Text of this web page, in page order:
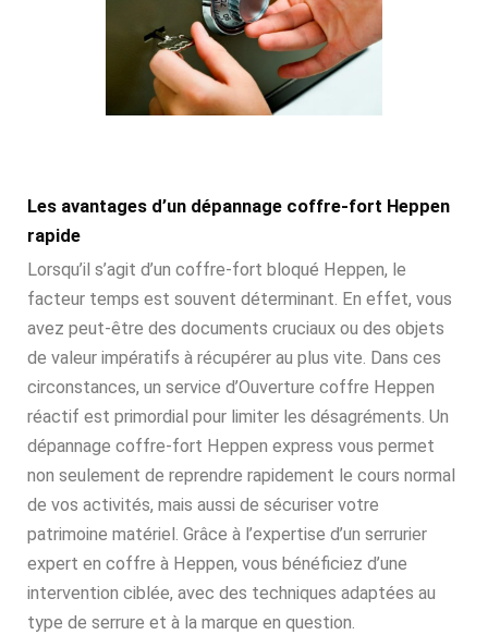
Les avantages d’un dépannage coffre-fort Heppen
rapide
Lorsqu’il s’agit d’un coffre-fort bloqué Heppen, le
facteur temps est souvent déterminant. En effet, vous
avez peut-être des documents cruciaux ou des objets
de valeur impératifs à récupérer au plus vite. Dans ces
circonstances, un service d’Ouverture coffre Heppen
réactif est primordial pour limiter les désagréments. Un
dépannage coffre-fort Heppen express vous permet
non seulement de reprendre rapidement le cours normal
de vos activités, mais aussi de sécuriser votre
patrimoine matériel. Grâce à l’expertise d’un serrurier
expert en coffre à Heppen, vous bénéficiez d’une
intervention ciblée, avec des techniques adaptées au
type de serrure et à la marque en question.